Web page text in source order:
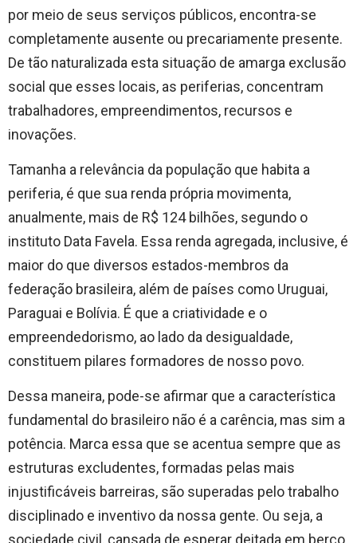
por meio de seus serviços públicos, encontra-se
completamente ausente ou precariamente presente.
De tão naturalizada esta situação de amarga exclusão
social que esses locais, as periferias, concentram
trabalhadores, empreendimentos, recursos e
inovações.
Tamanha a relevância da população que habita a
periferia, é que sua renda própria movimenta,
anualmente, mais de R$ 124 bilhões, segundo o
instituto Data Favela. Essa renda agregada, inclusive, é
maior do que diversos estados-membros da
federação brasileira, além de países como Uruguai,
Paraguai e Bolívia. É que a criatividade e o
empreendedorismo, ao lado da desigualdade,
constituem pilares formadores de nosso povo.
Dessa maneira, pode-se afirmar que a característica
fundamental do brasileiro não é a carência, mas sim a
potência. Marca essa que se acentua sempre que as
estruturas excludentes, formadas pelas mais
injustificáveis barreiras, são superadas pelo trabalho
disciplinado e inventivo da nossa gente. Ou seja, a
sociedade civil, cansada de esperar deitada em berço